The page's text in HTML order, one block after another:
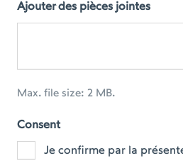
Ajouter des pièces jointes
Max. file size: 2 MB.
Consent
Je confirme par la